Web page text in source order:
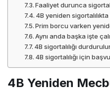
Faaliyet durunca
4B yeniden sigortalılıkta
Prim borcu varken
Aynı anda başka işte
4B sigortalılığı
4B sigortalılığı için
4B Yeniden